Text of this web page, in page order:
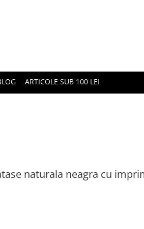
ARTICOLE SUB 100 LEI
naturala neagra cu